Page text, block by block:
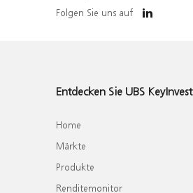
Folgen Sie uns auf
Entdecken Sie UBS KeyInvest
Home
Märkte
Produkte
Renditemonitor